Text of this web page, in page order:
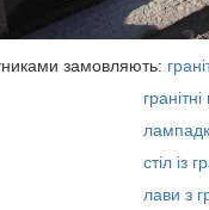
замовляють:
стіл із
лави з